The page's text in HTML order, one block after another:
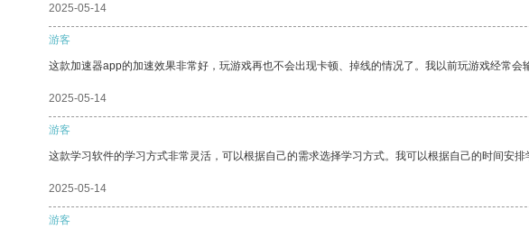
2025-05-14
游客
这款加速器app的加速效果非常好，玩游戏再也不会出现卡顿、掉线的情况了。我以前玩游戏经常会
2025-05-14
游客
这款学习软件的学习方式非常灵活，可以根据自己的需求选择学习方式。我可以根据自己的时间安排
2025-05-14
游客